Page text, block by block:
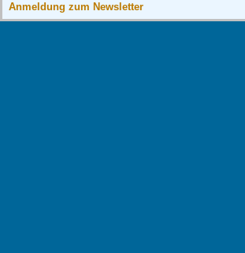
Anmeldung zum Newsletter